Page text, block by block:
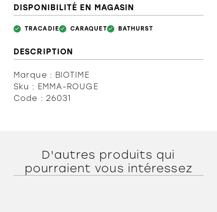
DISPONIBILITÉ EN MAGASIN
TRACADIE CARAQUET BATHURST
DESCRIPTION
Marque : BIOTIME
Sku : EMMA-ROUGE
Code : 26031
D'autres produits qui
pourraient vous intéressez